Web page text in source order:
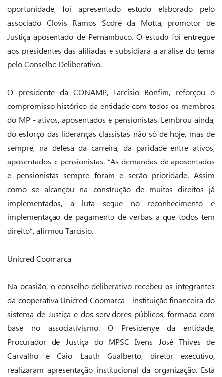
oportunidade, foi apresentado estudo elaborado pelo
associado Clóvis Ramos Sodré da Motta, promotor de
Justiça aposentado de Pernambuco. O estudo foi entregue
aos presidentes das afiliadas e subsidiará a análise do tema
pelo Conselho Deliberativo.
O presidente da CONAMP, Tarcísio Bonfim, reforçou o
compromisso histórico da entidade com todos os membros
do MP - ativos, aposentados e pensionistas. Lembrou ainda,
do esforço das lideranças classistas não só de hoje, mas de
sempre, na defesa da carreira, da paridade entre ativos,
aposentados e pensionistas. “As demandas de aposentados
e pensionistas sempre foram e serão prioridade. Assim
como se alcançou na construção de muitos direitos já
implementados, a luta segue no reconhecimento e
implementação de pagamento de verbas a que todos tem
direito”, afirmou Tarcísio.
Unicred Coomarca
Na ocasião, o conselho deliberativo recebeu os integrantes
da cooperativa Unicred Coomarca - instituição financeira do
sistema de Justiça e dos servidores públicos, formada com
base no associativismo. O Presidenye da entidade,
Procurador de Justiça do MPSC Ivens José Thives de
Carvalho e Caio Lauth Gualberto, diretor executivo,
realizaram apresentação institucional da organização. Está